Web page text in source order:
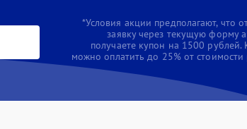
*Условия акции предполагают, что
заявку через текущую форму
получаете купон на 1500 рублей.
можно оплатить до 25% от стоимости